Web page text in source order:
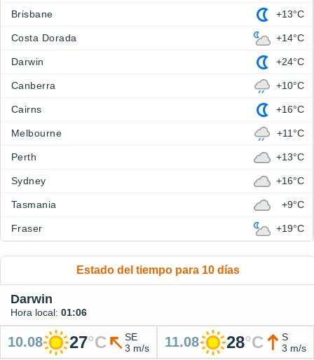
Brisbane +13°C
Costa Dorada +14°C
Darwin +24°C
Canberra +10°C
Cairns +16°C
Melbourne +11°C
Perth +13°C
Sydney +16°C
Tasmania +9°C
Fraser +19°C
Estado del tiempo para 10 días
Darwin
Hora local: 01:06
10.08 27°C
SE
3 m/s
11.08 28°C
S
3 m/s